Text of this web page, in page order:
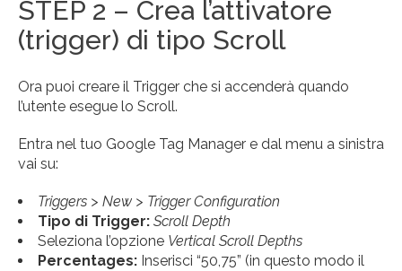
STEP 2 – Crea l’attivatore
(trigger) di tipo Scroll
Ora puoi creare il Trigger che si accenderà quando
l’utente esegue lo Scroll.
Entra nel tuo Google Tag Manager e dal menu a sinistra
vai su:
Triggers > New > Trigger Configuration
Tipo di Trigger: Scroll Depth
Seleziona l’opzione Vertical Scroll Depths
Percentages: Inserisci “50,75” (in questo modo il